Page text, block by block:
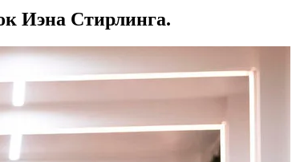
Иэна Стирлинга.